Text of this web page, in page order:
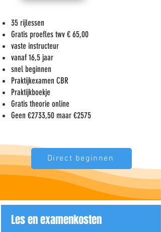
35 rijlessen
Gratis proefles twv € 65,00
vaste instructeur
vanaf 16,5 jaar
snel beginnen
Praktijkexamen CBR
Praktijkboekje
Gratis theorie online
Geen €2733,50 maar €2575
Direct beginnen
Les en examenkosten